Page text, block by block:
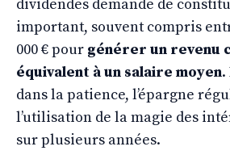
dividendes demande de
important, souvent compris
000 € pour générer un revenu
équivalent à un salaire moyen.
dans la patience, l’épargne
l’utilisation de la magie des
sur plusieurs années.